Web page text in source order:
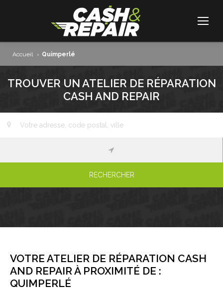
Accueil › Quimperlé
TROUVER UN ATELIER DE RÉPARATION
CASH AND REPAIR
RECHERCHER
VOTRE ATELIER DE RÉPARATION CASH
AND REPAIR À PROXIMITÉ DE :
QUIMPERLÉ